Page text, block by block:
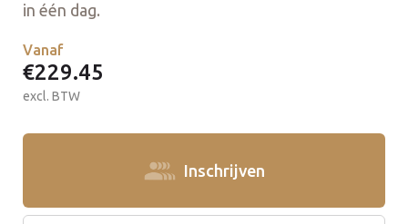
in één dag.
Vanaf
€229.45
excl. BTW
Inschrijven